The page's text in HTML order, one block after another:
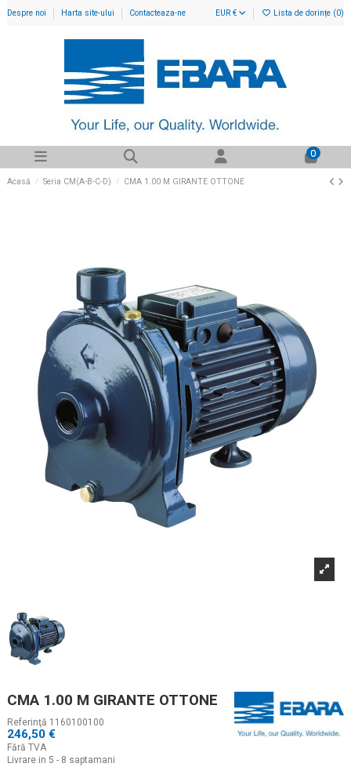
Despre noi Harta site-ului Contacteaza-ne EUR € Lista de dorințe (0)
0
Acasă Seria CM(A-B-C-D) CMA 1.00 M GIRANTE OTTONE
CMA 1.00 M GIRANTE OTTONE
Referinţă 1160100100
246,50 €
Fără TVA
Livrare in 5 - 8 saptamani